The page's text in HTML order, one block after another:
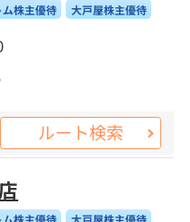
株主優待 大戸屋株主優待
ルート検索